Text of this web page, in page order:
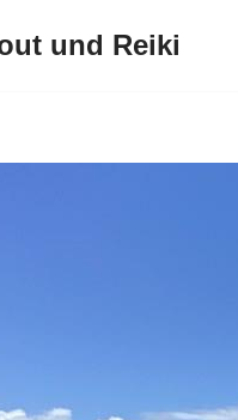
und Reiki